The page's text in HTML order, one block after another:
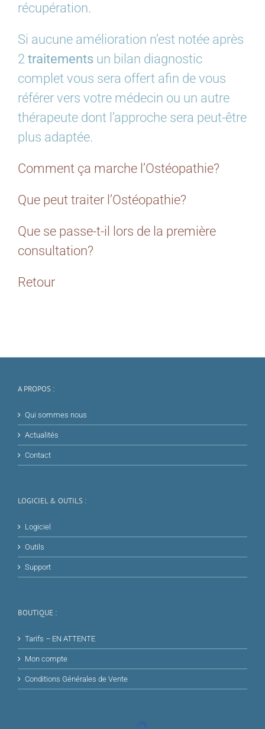
récupération.
Si aucune amélioration n’est notée après
2 traitements un bilan diagnostic
complet vous sera offert afin de vous
référer vers votre médecin ou un autre
thérapeute dont l’approche sera peut-être
plus adaptée.
Comment ça marche l’Ostéopathie?
Que peut traiter l’Ostéopathie?
Que se passe-t-il lors de la première
consultation?
Retour
A PROPOS :
Qui sommes nous
Actualités
Contact
LOGICIEL & OUTILS :
Logiciel
Outils
Support
BOUTIQUE :
Tarifs – EN ATTENTE
Mon compte
Conditions Générales de Vente